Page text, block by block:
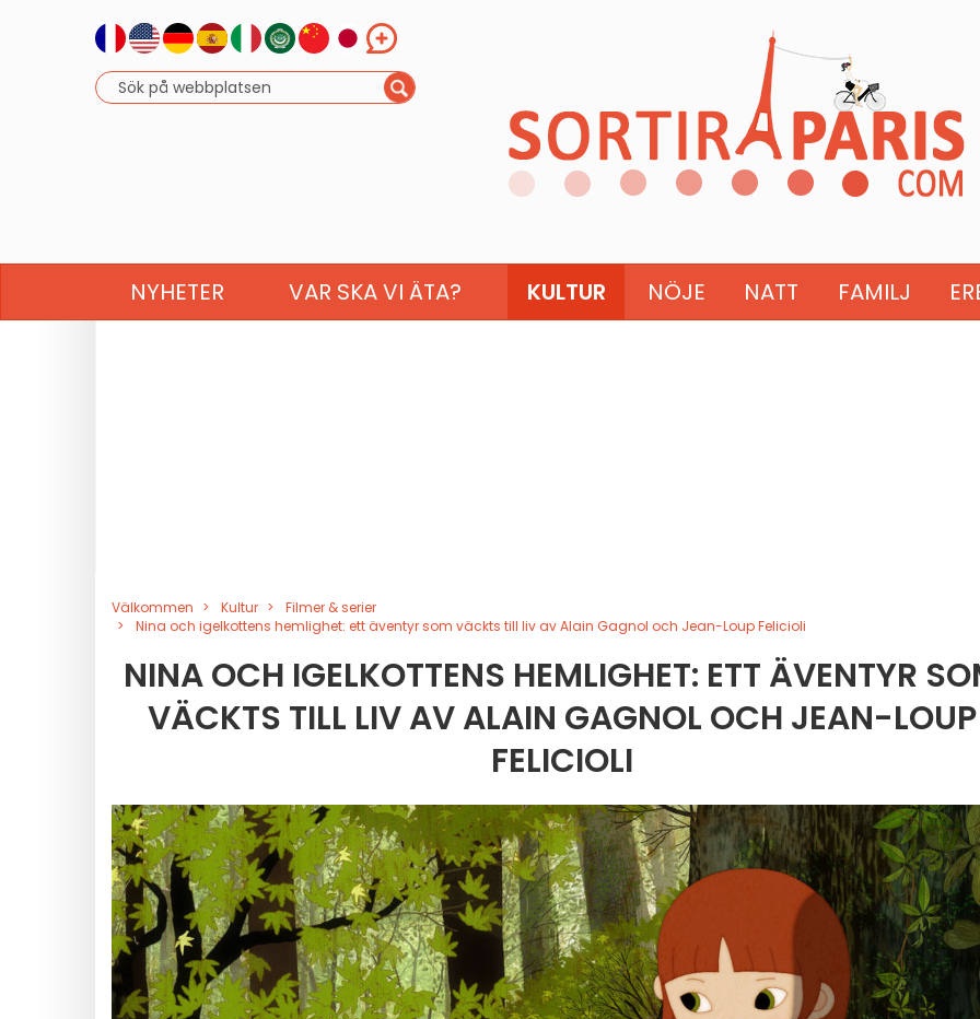
NYHETER VAR SKA VI ÄTA? KULTUR NÖJE NATT FAMILJ
Välkommen Kultur
Filmer & serier
Nina och igelkottens hemlighet: ett äventyr som väckts till liv av Alain Gagnol och Jean-Loup Felicioli
NINA OCH IGELKOTTENS HEMLIGHET: ETT ÄVENTYR
VÄCKTS TILL LIV AV ALAIN GAGNOL OCH JEAN-LOUP
FELICIOLI